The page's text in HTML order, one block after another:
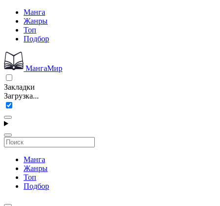
Манга
Жанры
Топ
Подбор
МангаМир
Закладки
Загрузка...
Манга
Жанры
Топ
Подбор